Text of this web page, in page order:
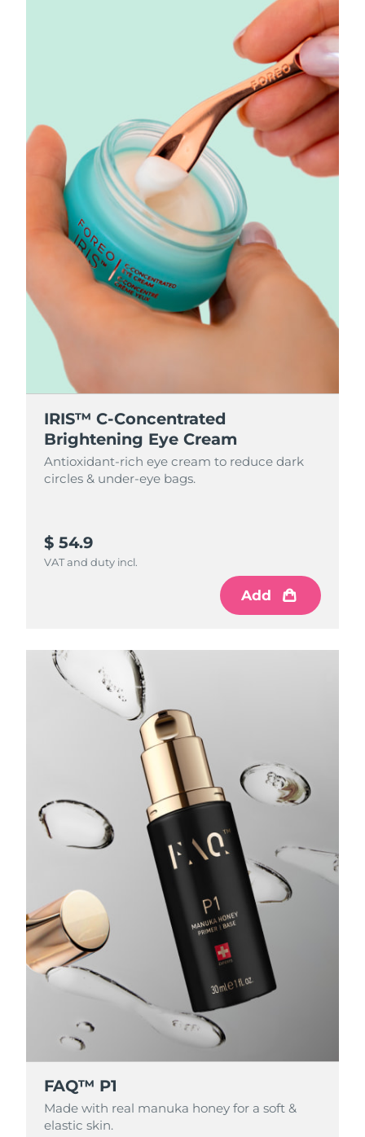
IRIS™ C-Concentrated
Brightening Eye Cream
Antioxidant-rich eye cream to reduce dark
circles & under-eye bags.
$ 54.9
VAT and duty incl.
Add
FAQ™ P1
Made with real manuka honey for a soft &
elastic skin.